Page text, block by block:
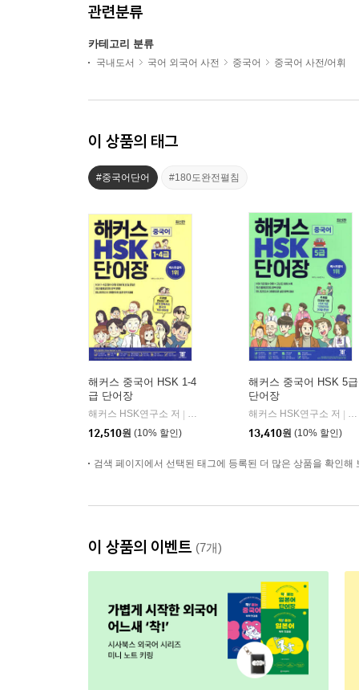
관련분류
카테고리 분류
국내도서 국어 외국어 사전 중국어 중국어 사전/어휘
이 상품의 태그
#중국어단어 #180도완전펼침
해커스 중국어 HSK 1-4
급 단어장
해커스 HSK연구소 저
해커스어학연구소
12,510원 (10% 할인)
해커스 중국어 HSK 5급
단어장
해커스 HSK연구소 저
13,410원 (10% 할인)
검색 페이지에서 선택된 태그에 등록된 더 많은 상품을 확인해
이 상품의 이벤트 (7개)